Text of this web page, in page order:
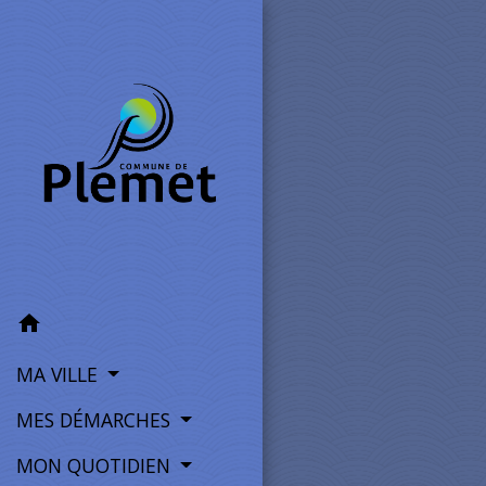
home
MA VILLE
MES DÉMARCHES
MON QUOTIDIEN